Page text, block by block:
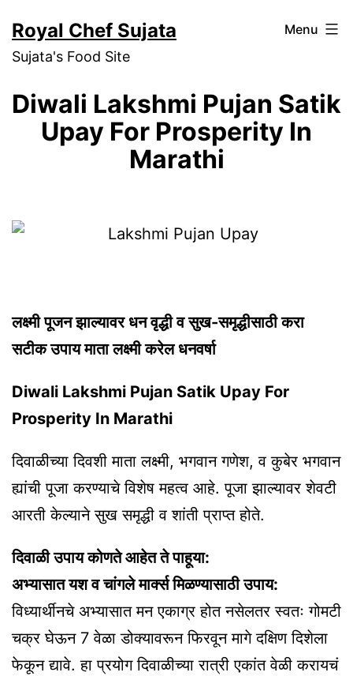
to
content
Royal Chef Sujata
Sujata's Food Site
Menu
Diwali Lakshmi Pujan Satik
Upay For Prosperity In
Marathi
लक्ष्मी पूजन झाल्यावर धन वृद्धी व सुख-समृद्धीसाठी करा
सटीक उपाय माता लक्ष्मी करेल धनवर्षा
Diwali Lakshmi Pujan Satik Upay For
Prosperity In Marathi
दिवाळीच्या दिवशी माता लक्ष्मी, भगवान गणेश, व कुबेर भगवान
ह्यांची पूजा करण्याचे विशेष महत्व आहे. पूजा झाल्यावर शेवटी
आरती केल्याने सुख समृद्धी व शांती प्राप्त होते.
दिवाळी उपाय कोणते आहेत ते पाहूया:
अभ्यासात यश व चांगले मार्क्स मिळण्यासाठी उपाय:
विध्यार्थीनचे अभ्यासात मन एकाग्र होत नसेलतर स्वतः गोमटी
चक्र घेऊन 7 वेळा डोक्यावरून फिरवून मागे दक्षिण दिशेला
फेकून द्यावे. हा प्रयोग दिवाळीच्या रात्री एकांत वेळी करायचं